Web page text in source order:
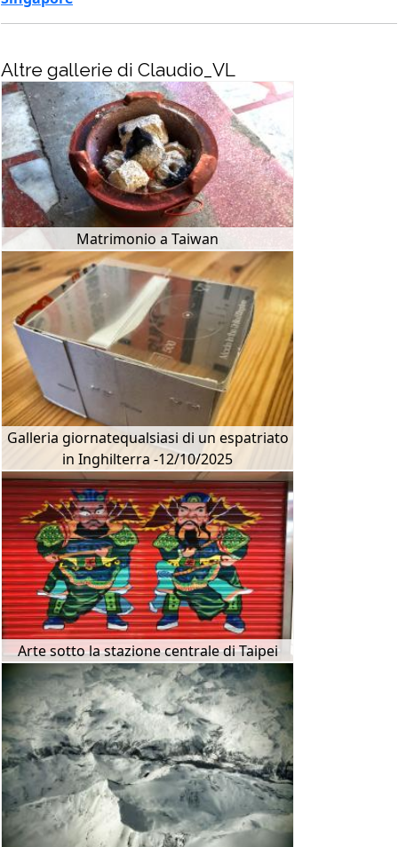
Altre gallerie di Claudio_VL
Matrimonio a Taiwan
Galleria giornatequalsiasi di un espatriato
in Inghilterra -12/10/2025
Arte sotto la stazione centrale di Taipei